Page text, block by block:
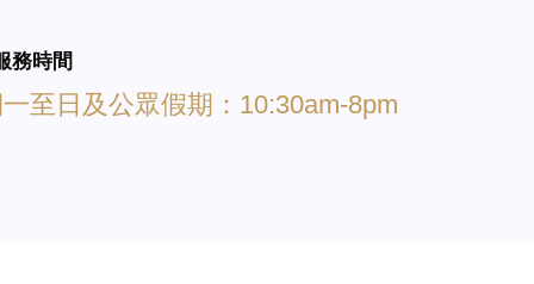
務時間
至日及公眾假期：10:30am-8pm